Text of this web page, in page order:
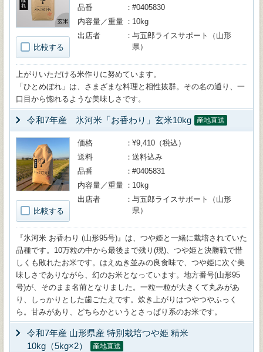
比較する
品番
#0405830
内容量／重量
10kg
出店者
与五郎ライスサポート（山形
県）
上がりいただける米作りに努めています。
「ひとめぼれ」は、さまざまな料理と相性抜群。その名の通り、一
口目から惚れるような美味しさです。
令和7年産 氷河米「お香わり」玄米10kg 産地直送
比較する
価格
¥9,410（税込）
送料
送料込み
品番
#0405831
内容量／重量
10kg
出店者
与五郎ライスサポート（山形
県）
『氷河米 お香わり (山形95号)』は、つや姫と一緒に栽培されていた
品種です。10万粒の中から最後まで残り(現)、つや姫と決勝戦で惜
しくも敗れたお米です。はえぬき並みの良食味で、つや姫に次ぐ美
味しさでありながら、幻のお米となっています。地方番号(山形95
号)が、そのまま名前となりました。一粒一粒が大きくて丸みがあ
り、しっかりとした歯ごたえです。炊き上がりはつやつやふっく
ら。甘みがあり、どちらかというとさっぱり系のお米です。
令和7年産 山形県産 特別栽培つや姫 精米
10kg（5kg×2）
産地直送